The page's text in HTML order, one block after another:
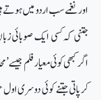
اورنغمے سب اردو میں
جتنی کہ کسی ایک صوبائی
اگرکبھی کوئی معیار فلم جیسے
کر پاتی جتنے کوئی دوسری